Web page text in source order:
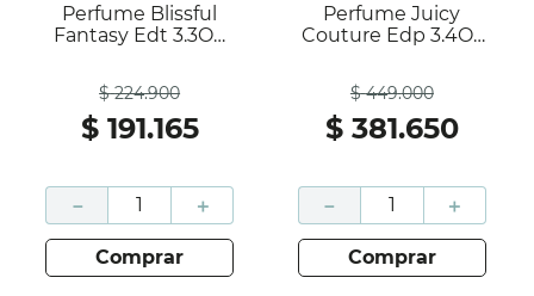
Perfume Blissful
Fantasy Edt 3.3OZ
$ 224.900
$ 191.165
＋
－
comprar
Perfume Juicy
Couture Edp 3.4Oz
$ 449.000
$ 381.650
＋
－
comprar